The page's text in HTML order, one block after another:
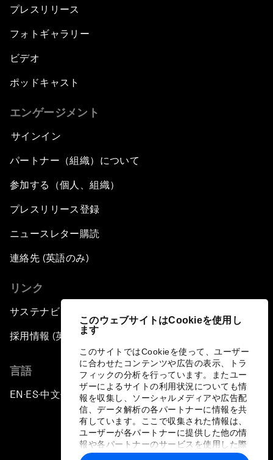
このウェブサイトはCookieを使用し
ます
このサイトではCookieを使って、ユーザー
に合わせたコンテンツや広告の表示、トラ
フィックの分析を行っています。またユー
ザーによるサイトの利用状況についても情
報を収集し、ソーシャルメディアや広告配
信、データ解析の各パートナーに情報を共
有しています。ここで収集された情報は、
ユーザーが各パートナーに提供した他の情
報や各パートナーのサービスを使用した際
に収集された情報と組み合わされ、各パー
プレスリリース
フォトギャラリー
ビデオ
ポッドキャスト
エンゲージメント
サインイン
パートナー（組織）について
参加する（個人、組織）
プレスリリース登録
ニュースレター購読
連絡先 (英語のみ)
リンク
サステナビリティへの取り組み
採用情報 (英語のみ)
言語
EN ▪ ES▪中文▪ 日本語